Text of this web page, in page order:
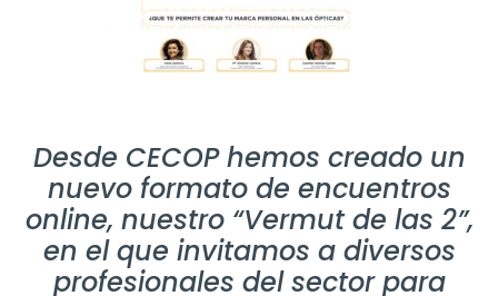
Desde CECOP hemos creado un
nuevo formato de encuentros
online, nuestro “Vermut de las 2”,
en el que invitamos a diversos
profesionales del sector para